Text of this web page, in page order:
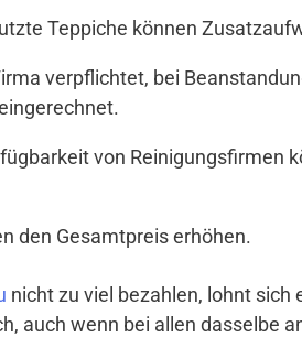
Teppiche können
verpflichtet, bei
von Reinigungsfirmen
den Gesamtpreis erhöhen.
nicht zu viel bezahlen, lohnt sich
auch wenn bei allen dasselbe